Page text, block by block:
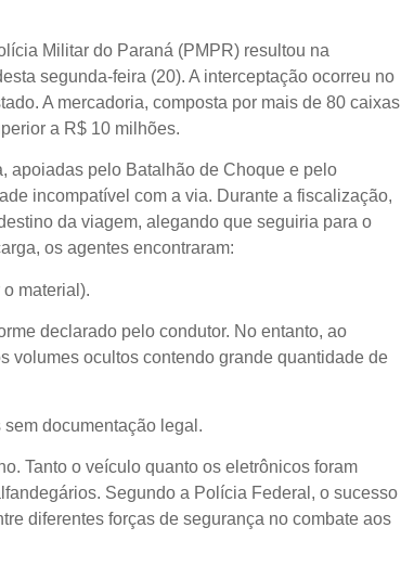
Militar do Paraná (PMPR) resultou na
segunda-feira (20). A interceptação ocorreu no
A mercadoria, composta por mais de 80 caixas
a R$ 10 milhões.
apoiadas pelo Batalhão de Choque e pelo
incompatível com a via. Durante a fiscalização,
da viagem, alegando que seguiria para o
os agentes encontraram:
material).
declarado pelo condutor. No entanto, ao
volumes ocultos contendo grande quantidade de
documentação legal.
Tanto o veículo quanto os eletrônicos foram
Segundo a Polícia Federal, o sucesso
diferentes forças de segurança no combate aos